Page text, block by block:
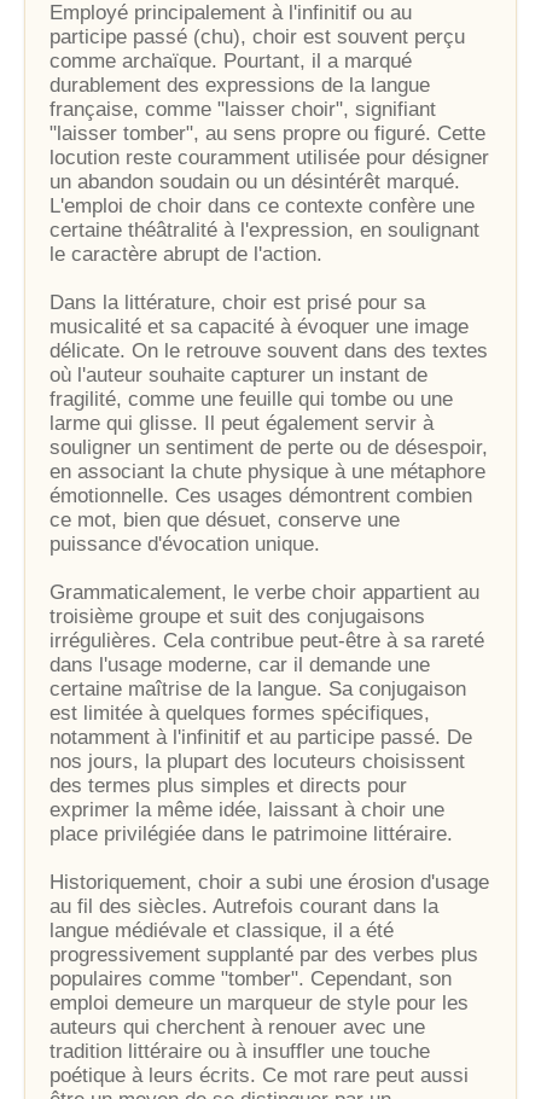
Employé principalement à l'infinitif ou au
participe passé (chu), choir est souvent perçu
comme archaïque. Pourtant, il a marqué
durablement des expressions de la langue
française, comme "laisser choir", signifiant
"laisser tomber", au sens propre ou figuré. Cette
locution reste couramment utilisée pour désigner
un abandon soudain ou un désintérêt marqué.
L'emploi de choir dans ce contexte confère une
certaine théâtralité à l'expression, en soulignant
le caractère abrupt de l'action.
Dans la littérature, choir est prisé pour sa
musicalité et sa capacité à évoquer une image
délicate. On le retrouve souvent dans des textes
où l'auteur souhaite capturer un instant de
fragilité, comme une feuille qui tombe ou une
larme qui glisse. Il peut également servir à
souligner un sentiment de perte ou de désespoir,
en associant la chute physique à une métaphore
émotionnelle. Ces usages démontrent combien
ce mot, bien que désuet, conserve une
puissance d'évocation unique.
Grammaticalement, le verbe choir appartient au
troisième groupe et suit des conjugaisons
irrégulières. Cela contribue peut-être à sa rareté
dans l'usage moderne, car il demande une
certaine maîtrise de la langue. Sa conjugaison
est limitée à quelques formes spécifiques,
notamment à l'infinitif et au participe passé. De
nos jours, la plupart des locuteurs choisissent
des termes plus simples et directs pour
exprimer la même idée, laissant à choir une
place privilégiée dans le patrimoine littéraire.
Historiquement, choir a subi une érosion d'usage
au fil des siècles. Autrefois courant dans la
langue médiévale et classique, il a été
progressivement supplanté par des verbes plus
populaires comme "tomber". Cependant, son
emploi demeure un marqueur de style pour les
auteurs qui cherchent à renouer avec une
tradition littéraire ou à insuffler une touche
poétique à leurs écrits. Ce mot rare peut aussi